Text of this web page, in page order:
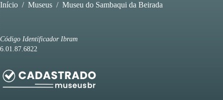
Início / Museus / Museu do Sambaqui da Beirada
Código Identificador Ibram
6.01.87.6822